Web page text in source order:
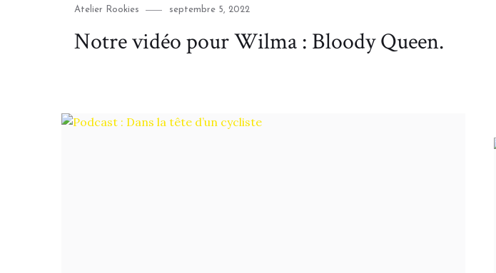
Category
Atelier Rookies
Posted
septembre 5, 2022
Notre vidéo pour Wilma : Bloody Queen.